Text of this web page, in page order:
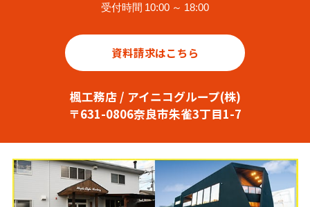
受付時間 10:00 ～ 18:00
資料請求はこちら
楓工務店 / アイニコグループ(株)
〒631-0806奈良市朱雀3丁目1-7